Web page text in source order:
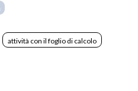
attività con il foglio di calcolo